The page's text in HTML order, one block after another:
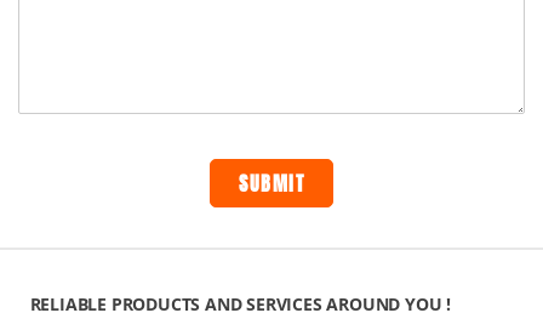
RELIABLE PRODUCTS AND SERVICES AROUND YOU !